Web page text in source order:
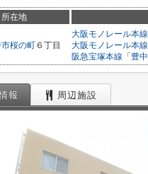
所在地
市桜の町 ６丁目
大阪モノレール本線
大阪モノレール本線
阪急宝塚本線 「 豊中
報 周辺施設